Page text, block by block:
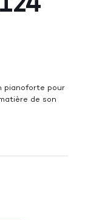
pianoforte pour
de son